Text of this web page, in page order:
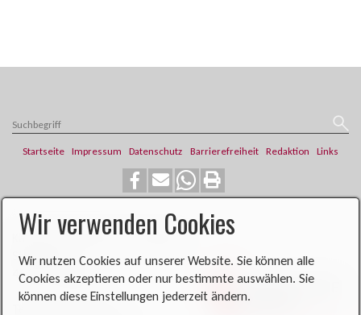
Startseite Impressum Datenschutz Barrierefreiheit Redaktion Links
​​​​Katholische Pfarrei St. Franziskus
Steinweg 6
46419 Isselburg
Wir verwenden Cookies
Wir nutzen Cookies auf unserer Website. Sie können alle
Cookies akzeptieren oder nur bestimmte auswählen. Sie
können diese Einstellungen jederzeit ändern.